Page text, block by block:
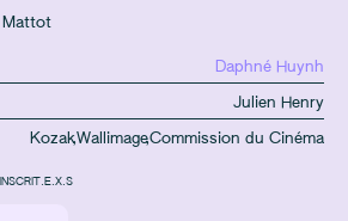
Mattot
Daphné Huynh
Julien Henry
Kozak,Wallimage,Commission du Cinéma